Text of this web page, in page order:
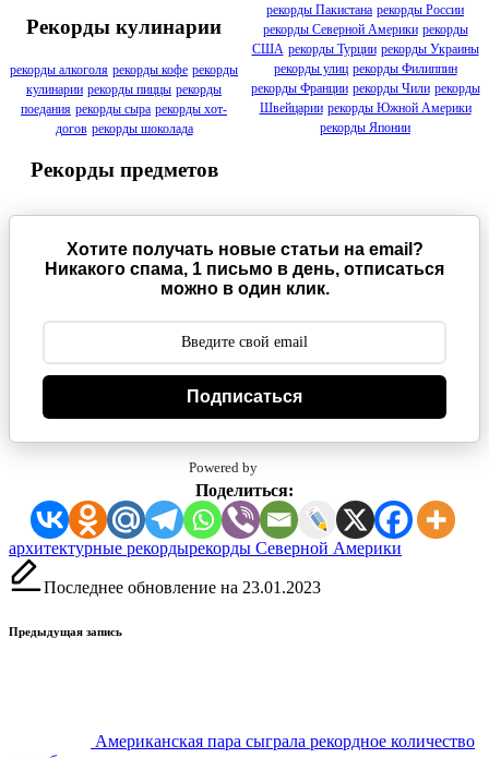
Рекорды кулинарии
рекорды алкоголя рекорды кофе рекорды
кулинарии рекорды пиццы рекорды
поедания рекорды сыра рекорды хот-
догов рекорды шоколада
Рекорды предметов
рекорды Пакистана рекорды России
рекорды Северной Америки рекорды
США рекорды Турции рекорды Украины
рекорды улиц рекорды Филиппин
рекорды Франции рекорды Чили рекорды
Швейцарии рекорды Южной Америки
рекорды Японии
Хотите получать новые статьи на email?
Никакого спама, 1 письмо в день, отписаться
можно в один клик.
Подписаться
Powered by
Поделиться:
Метки:
архитектурные рекордырекорды Северной Америки
Последнее обновление на 23.01.2023
Навигация
Предыдущая запись
Американская пара сыграла рекордное количество